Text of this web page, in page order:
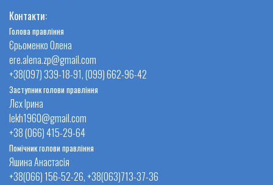
Контакти:
Голова правління
Єрьоменко Олена
ere.alena.zp@gmail.com
+38(097) 339-18-91, (099) 662-96-42
Заступник голови правління
Лєх Ірина
lekh1960@gmail.com
+38 (066) 415-29-64
Помічник голови правління
Яшина Анастасія
+38(066) 156-52-26, +38(063)713-37-36